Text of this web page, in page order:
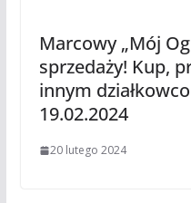
Marcowy „Mój
sprzedaży! Kup,
innym
19.02.2024
20 lutego 2024